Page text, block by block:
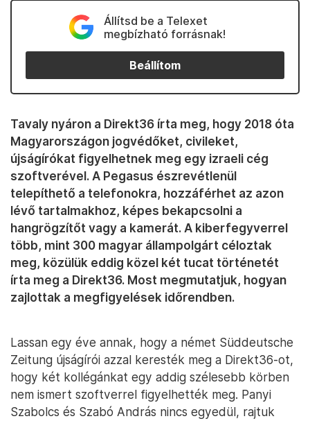
Állítsd be a Telexet
megbízható forrásnak!
Beállítom
Tavaly nyáron a Direkt36 írta meg, hogy 2018 óta
Magyarországon jogvédőket, civileket,
újságírókat figyelhetnek meg egy izraeli cég
szoftverével. A Pegasus észrevétlenül
telepíthető a telefonokra, hozzáférhet az azon
lévő tartalmakhoz, képes bekapcsolni a
hangrögzítőt vagy a kamerát. A kiberfegyverrel
több, mint 300 magyar állampolgárt céloztak
meg, közülük eddig közel két tucat történetét
írta meg a Direkt36. Most megmutatjuk, hogyan
zajlottak a megfigyelések időrendben.
Lassan egy éve annak, hogy a német Süddeutsche
Zeitung újságírói azzal keresték meg a Direkt36-ot,
hogy két kollégánkat egy addig szélesebb körben
nem ismert szoftverrel figyelhették meg. Panyi
Szabolcs és Szabó András nincs egyedül, rajtuk